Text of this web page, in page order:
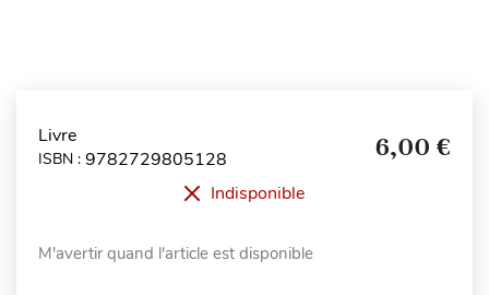
Livre
ISBN : 9782729805128 6,00 €
Indisponible
M'avertir quand l'article est disponible